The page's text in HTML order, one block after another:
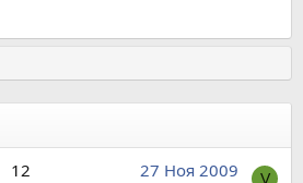
12 27 Ноя 2009 V